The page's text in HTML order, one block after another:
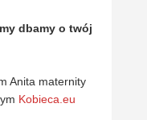
dbamy o twój
Anita maternity
Kobieca.eu